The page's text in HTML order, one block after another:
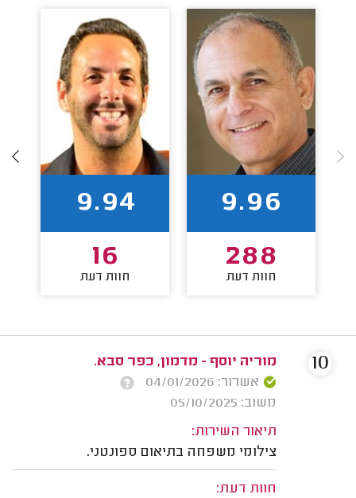
9.96
288
חוות דעת
9.94
16
חוות דעת
מוריה יוסף - מדמון, כפר סבא.
אשרור: 04/01/2026
משוב: 05/10/2025
תיאור השירות:
צילומי משפחה בתיאום ספונטני.
חוות דעת:
10